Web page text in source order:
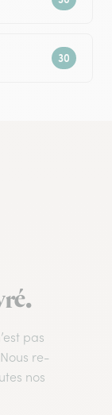
pas
re-
nos